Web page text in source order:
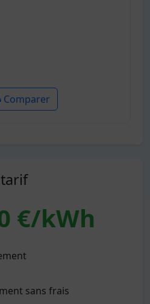
Comparer
€/kWh
sans frais